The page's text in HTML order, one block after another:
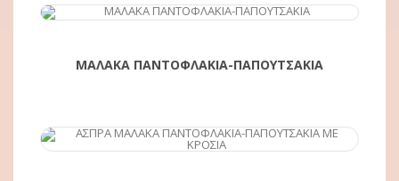
ΑΓΟΡΆ
ΜΑΛΑΚΑ ΠΑΝΤΟΦΛΑΚΙΑ-ΠΑΠΟΥΤΣΑΚΙΑ
ΑΓΟΡΆ